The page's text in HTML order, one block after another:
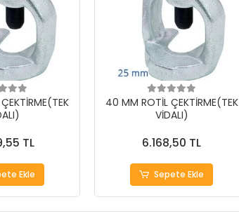
TL
Ekle
40 MM ROTİL ÇEKTİRME(TEK
VİDALI)
6.168,50 TL
Sepete Ekle